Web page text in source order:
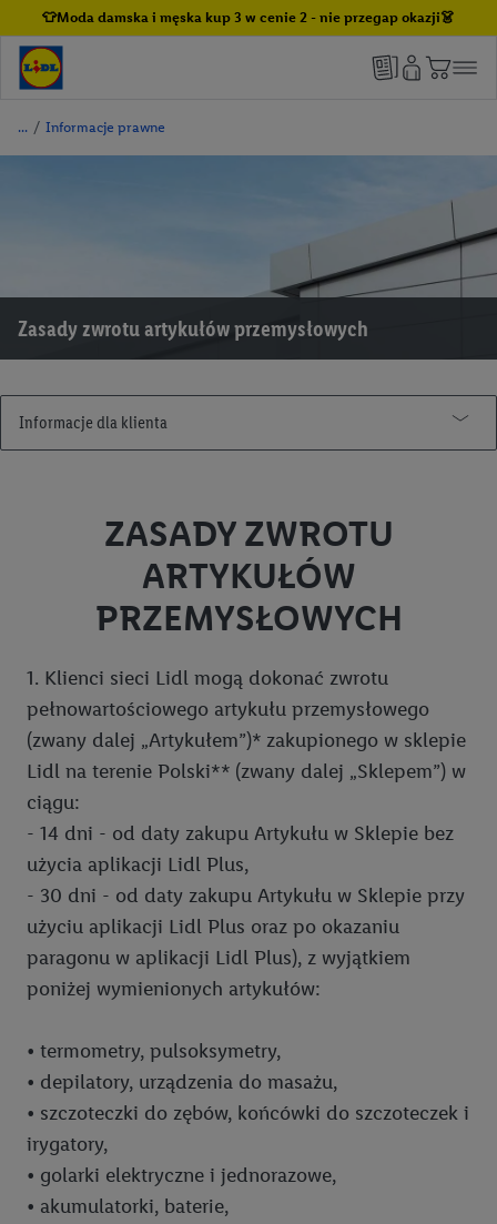
👕Moda damska i męska kup 3 w cenie 2 - nie przegap okazji👗
/ Informacje prawne
Zasady zwrotu artykułów przemysłowych
Informacje dla klienta
Karta prezentowa
Regulamin sklepu internetowego lidl.pl
Polityka prywatności
Polityka prywatności - współpraca biznesowa
Polityka cookie
Compliance
Polityka prywatności - Portal Opinii Sklepu Online
Regulamin dotyczący umieszczania opinii o produktach nabytych
w sklepie internetowym www.lidl.pl
Polityka prywatności dotycząca mediów społecznościowych
Regulamin „Lidl Plus”
Polityka prywatności Lidl Plus
Polityka prywatności Stacji ładowania pojazdów elektrycznych
Polityka prywatności WhatsApp
Regulamin Programu Kupon Plus
Polityka dostępności sklep online
ZASADY ZWROTU
ARTYKUŁÓW
PRZEMYSŁOWYCH
1. Klienci sieci Lidl mogą dokonać zwrotu
pełnowartościowego artykułu przemysłowego
(zwany dalej „Artykułem”)* zakupionego w sklepie
Lidl na terenie Polski** (zwany dalej „Sklepem”) w
ciągu:
- 14 dni - od daty zakupu Artykułu w Sklepie bez
użycia aplikacji Lidl Plus,
- 30 dni - od daty zakupu Artykułu w Sklepie przy
użyciu aplikacji Lidl Plus oraz po okazaniu
paragonu w aplikacji Lidl Plus), z wyjątkiem
poniżej wymienionych artykułów:
• termometry, pulsoksymetry,
• depilatory, urządzenia do masażu,
• szczoteczki do zębów, końcówki do szczoteczek i
irygatory,
• golarki elektryczne i jednorazowe,
• akumulatorki, baterie,